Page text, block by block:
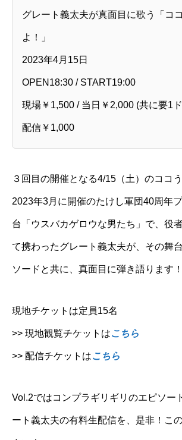
グレート義太夫が真面目に歌う「コ
よ！」
2023年4月15日
OPEN18:30 / START19:00
現場￥1,500 / 当日￥2,000 (共に要1
配信￥1,000
３回目の開催となる4/15（土）のココう
2023年3月に開催のたけし軍団40周年
台「ウスバカゲロウな男たち」で、役
て携わったグレート義太夫が、その舞
ソードと共に、真面目に弾き語ります！
現地チケットは定員15名
>> 現地観覧チケットはこちら
>> 配信チケットはこちら
Vol.2ではコンプラギリギリのエピソー
ート義太夫の有料生配信を、是非！こ